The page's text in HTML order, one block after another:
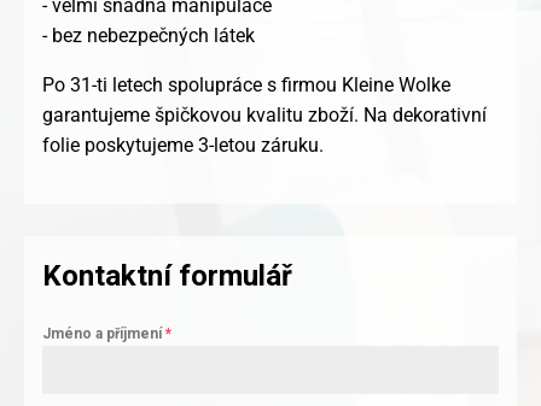
- velmi snadná manipulace
- bez nebezpečných látek
Po 31-ti letech spolupráce s firmou Kleine Wolke
garantujeme špičkovou kvalitu zboží. Na dekorativní
folie poskytujeme 3-letou záruku.
Kontaktní formulář
Jméno a příjmení *